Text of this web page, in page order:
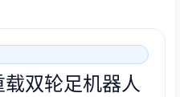
双轮足机器人